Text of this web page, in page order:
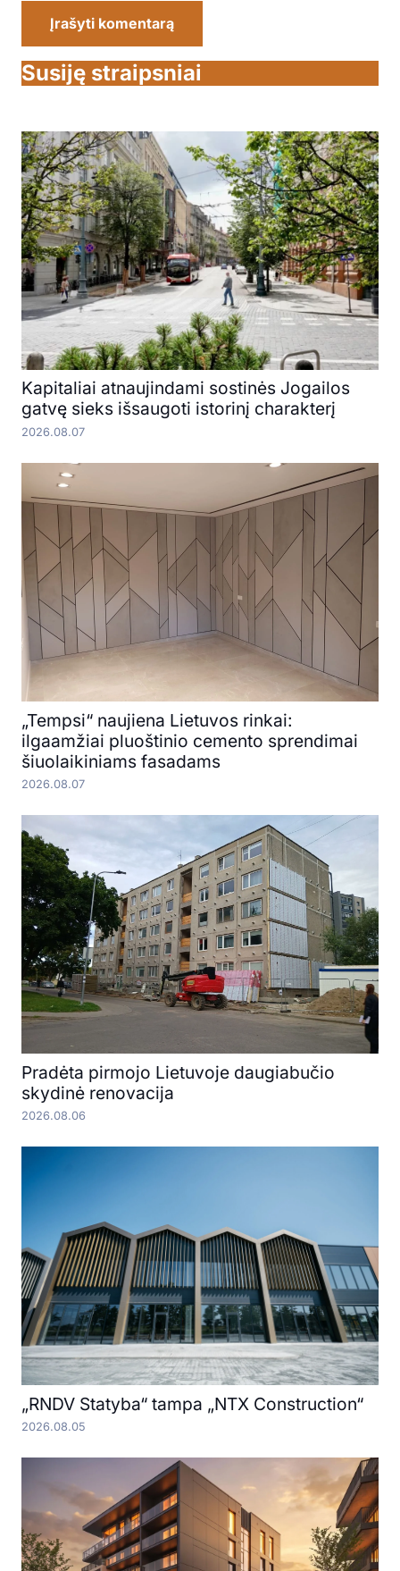
Įrašyti komentarą
Susiję straipsniai
Kapitaliai atnaujindami sostinės Jogailos
gatvę sieks išsaugoti istorinį charakterį
2026.08.07
„Tempsi“ naujiena Lietuvos rinkai:
ilgaamžiai pluoštinio cemento sprendimai
šiuolaikiniams fasadams
2026.08.07
Pradėta pirmojo Lietuvoje daugiabučio
skydinė renovacija
2026.08.06
„RNDV Statyba“ tampa „NTX Construction“
2026.08.05